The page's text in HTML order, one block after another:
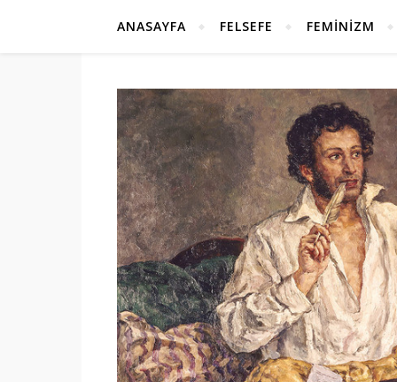
ANASAYFA FELSEFE FEMINIZM